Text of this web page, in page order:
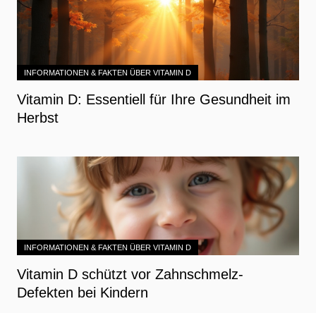
INFORMATIONEN & FAKTEN ÜBER VITAMIN D
Vitamin D: Essentiell für Ihre Gesundheit im
Herbst
INFORMATIONEN & FAKTEN ÜBER VITAMIN D
Vitamin D schützt vor Zahnschmelz-
Defekten bei Kindern